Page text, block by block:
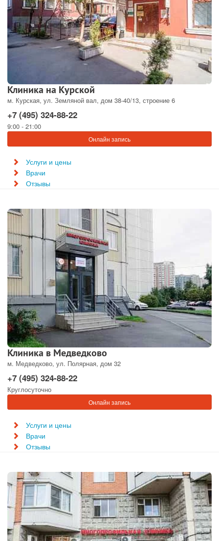
Клиника на Курской
м. Курская, ул. Земляной вал, дом 38-40/13, строение 6
+7 (495) 324-88-22
9:00 - 21:00
Онлайн запись
Услуги и цены
Врачи
Отзывы
Клиника в Медведково
м. Медведково, ул. Полярная, дом 32
+7 (495) 324-88-22
Круглосуточно
Онлайн запись
Услуги и цены
Врачи
Отзывы